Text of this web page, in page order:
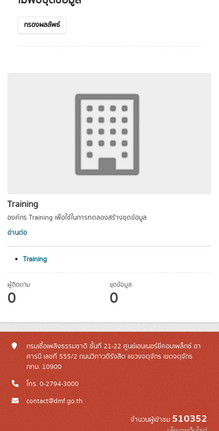
Training
องค์กร Training เพื่อใช้ในการทดลองสร้างชุดข้อมูล
อ่านต่อ
Training
ผู้ติดตาม
0
ชุดข้อมูล
0
กรองผลลัพธ์
กรมเชื้อเพลิงธรรมชาติ ชั้นที่ 21-22 ศูนย์เอนเนอร์ยี่คอมเพล็กซ์ อา
คารบี เลขที่ 555/2 ถนนวิภาวดีรังสิต แขวงจตุจักร เขตจตุจักร
กทม. 10900
โทร. 0-2794-3000
contact@dmf.go.th
จำนวนผู้เข้าชม 510352